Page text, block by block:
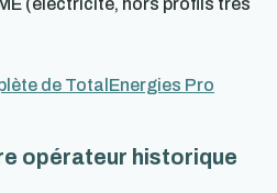
(électricité, hors profils très
de TotalEnergies Pro
opérateur historique